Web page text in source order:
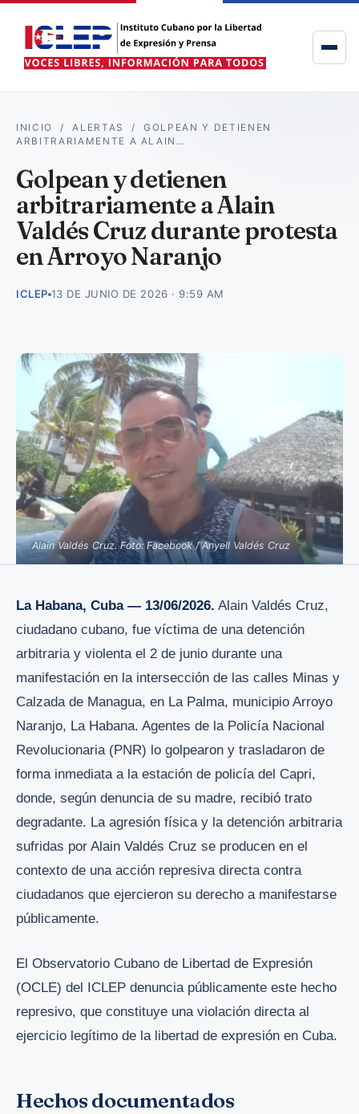
INICIO /ALERTAS /GOLPEAN Y DETIENEN
ARBITRARIAMENTE A ALAIN…
Golpean y detienen
arbitrariamente a Alain
Valdés Cruz durante protesta
en Arroyo Naranjo
ICLEP 13 DE JUNIO DE 2026 · 9:59 AM
Alain Valdés Cruz. Foto: Facebook / Anyell Valdés Cruz
La Habana, Cuba — 13/06/2026. Alain Valdés Cruz,
ciudadano cubano, fue víctima de una detención
arbitraria y violenta el 2 de junio durante una
manifestación en la intersección de las calles Minas y
Calzada de Managua, en La Palma, municipio Arroyo
Naranjo, La Habana. Agentes de la Policía Nacional
Revolucionaria (PNR) lo golpearon y trasladaron de
forma inmediata a la estación de policía del Capri,
donde, según denuncia de su madre, recibió trato
degradante. La agresión física y la detención arbitraria
sufridas por Alain Valdés Cruz se producen en el
contexto de una acción represiva directa contra
ciudadanos que ejercieron su derecho a manifestarse
públicamente.
El Observatorio Cubano de Libertad de Expresión
(OCLE) del ICLEP denuncia públicamente este hecho
represivo, que constituye una violación directa al
ejercicio legítimo de la libertad de expresión en Cuba.
Hechos documentados